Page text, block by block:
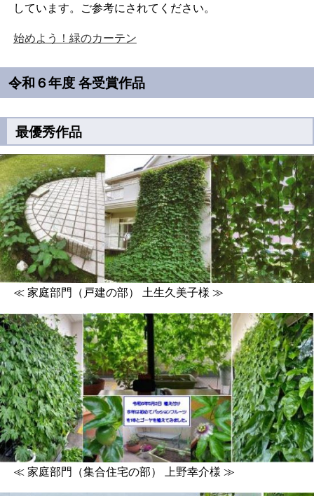
しています。ご参考にされてください。
始めよう！緑のカーテン
令和６年度 各受賞作品
最優秀作品
≪ 家庭部門（戸建の部） 土生久美子様 ≫
≪ 家庭部門（集合住宅の部） 上野幸介様 ≫